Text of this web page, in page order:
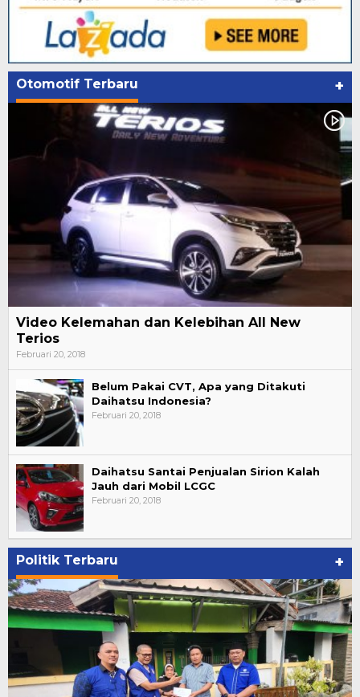
Otomotif Terbaru +
Video Kelemahan dan Kelebihan All New
Terios
Februari 20, 2018
Belum Pakai CVT, Apa yang Ditakuti
Daihatsu Indonesia?
Februari 20, 2018
Daihatsu Santai Penjualan Sirion Kalah
Jauh dari Mobil LCGC
Februari 20, 2018
Politik Terbaru +